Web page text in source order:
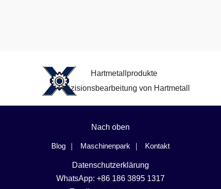
Hartmetallprodukte
Präzisionsbearbeitung von Hartmetall
Nach oben
Blog Maschinenpark Kontakt
Datenschutzerklärung
WhatsApp: +86 186 3895 1317